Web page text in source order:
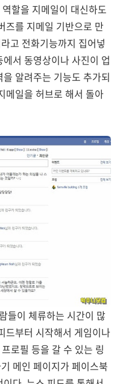
할을 지메일이 대신하도
즈를 지메일 기반으로 만
고 전화기능까지 집어넣
서 동영상이나 사진이 업
알려주는 기능도 추가되
메일을 허브로 해서 돌아
들이 체류하는 시간이 많
드부터 시작해서 게임이나
로필 등을 갈 수 있는 링
메인 페이지가 페이스북